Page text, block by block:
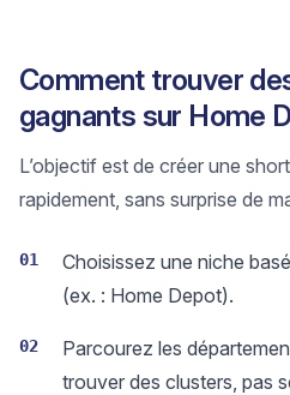
Comment trouver
gagnants sur Home
L’objectif est de créer une
rapidement, sans surprise de
01
Choisissez une niche
(ex. : Home Depot).
02
Parcourez les
trouver des clusters, pas